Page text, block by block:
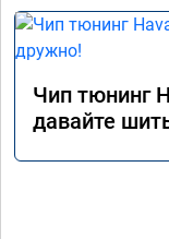
Чип тюнинг
давайте